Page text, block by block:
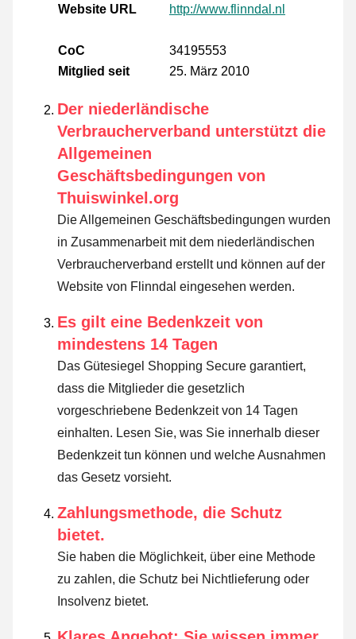
Website URL
http://www.flinndal.nl
CoC
34195553
Mitglied seit
25. März 2010
Der niederländische
Verbraucherverband unterstützt die
Allgemeinen
Geschäftsbedingungen von
Thuiswinkel.org
Die Allgemeinen Geschäftsbedingungen wurden
in Zusammenarbeit mit dem niederländischen
Verbraucherverband erstellt und können auf der
Website von Flinndal eingesehen werden.
Es gilt eine Bedenkzeit von
mindestens 14 Tagen
Das Gütesiegel Shopping Secure garantiert,
dass die Mitglieder die gesetzlich
vorgeschriebene Bedenkzeit von 14 Tagen
einhalten. Lesen Sie, was Sie innerhalb dieser
Bedenkzeit tun können und welche Ausnahmen
das Gesetz vorsieht.
Zahlungsmethode, die Schutz
bietet.
Sie haben die Möglichkeit, über eine Methode
zu zahlen, die Schutz bei Nichtlieferung oder
Insolvenz bietet.